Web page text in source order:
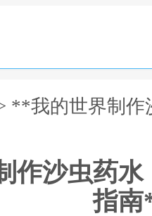
**我的世界制作
作沙虫药
指